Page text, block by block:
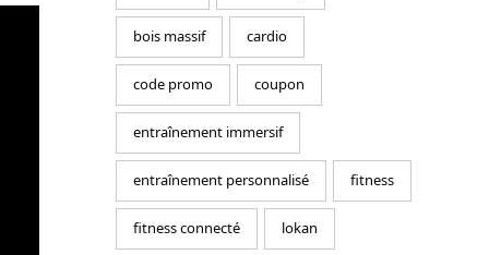
bois massif cardio
code promo coupon
entraînement immersif
entraînement personnalisé fitness
fitness connecté lokan